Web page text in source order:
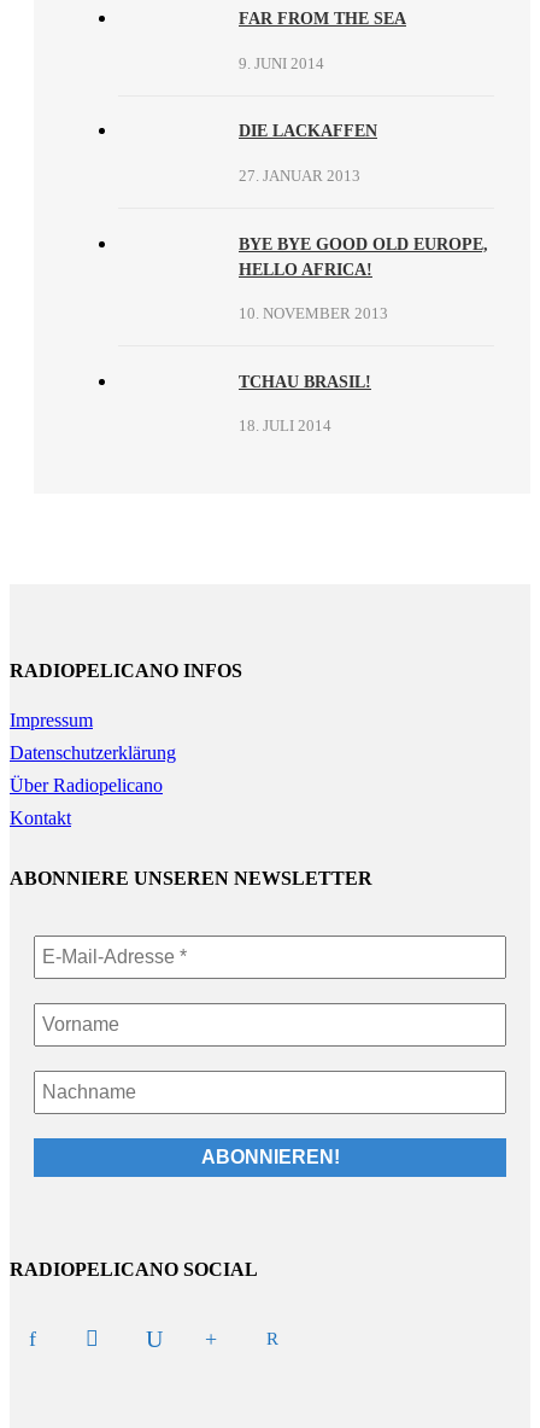
FAR FROM THE SEA
9. JUNI 2014
DIE LACKAFFEN
27. JANUAR 2013
BYE BYE GOOD OLD EUROPE,
HELLO AFRICA!
10. NOVEMBER 2013
TCHAU BRASIL!
18. JULI 2014
RADIOPELICANO INFOS
Impressum
Datenschutzerklärung
Über Radiopelicano
Kontakt
ABONNIERE UNSEREN NEWSLETTER
RADIOPELICANO SOCIAL